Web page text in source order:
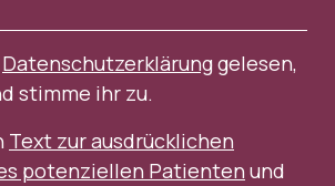
Datenschutzerklärunggelesen,
stimme ihr zu.
Text zur ausdrücklichen
potenziellen Patienten und